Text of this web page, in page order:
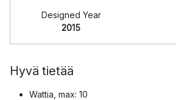
Designed Year
2015
Hyvä tietää
Wattia, max: 10